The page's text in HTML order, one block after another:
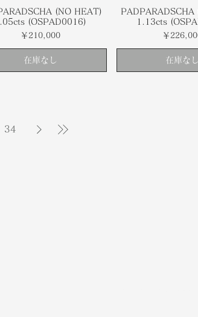
(NO HEAT)
(OSPAD0016)
価格
￥210,000
在庫なし
1.13cts
価格
￥
在庫なし
34